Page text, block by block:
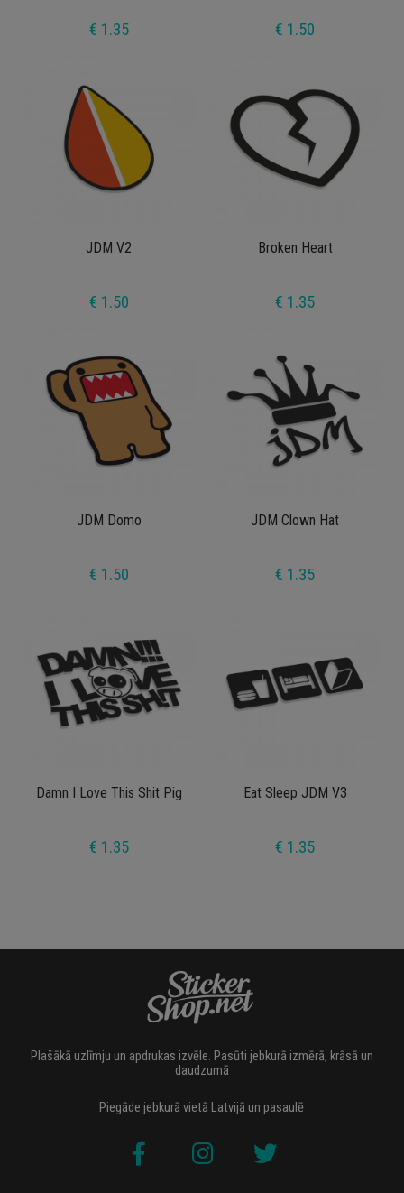
€ 1.35 € 1.50
JDM V2
€ 1.50
Broken Heart
€ 1.35
JDM Domo
€ 1.50
JDM Clown Hat
€ 1.35
Damn I Love This Shit Pig
€ 1.35
Eat Sleep JDM V3
€ 1.35
Plašākā uzlīmju un apdrukas izvēle. Pasūti jebkurā izmērā, krāsā un
daudzumā
Piegāde jebkurā vietā Latvijā un pasaulē